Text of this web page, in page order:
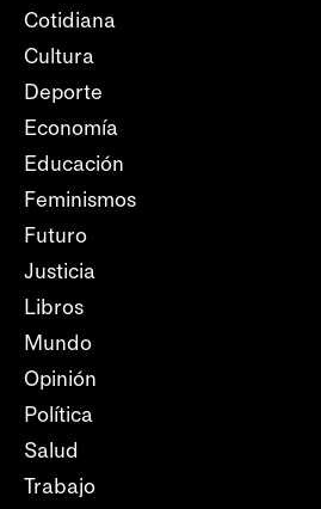
Cotidiana
Cultura
Deporte
Economía
Educación
Feminismos
Futuro
Justicia
Libros
Mundo
Opinión
Política
Salud
Trabajo